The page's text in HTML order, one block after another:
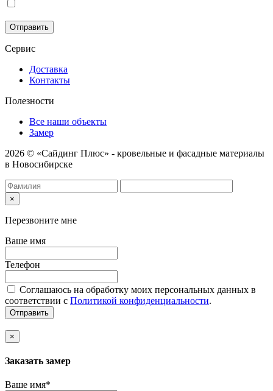
Отправить
Сервис
Доставка
Контакты
Полезности
Все наши объекты
Замер
2026 © «Сайдинг Плюс» - кровельные и фасадные материалы
в Новосибирске
×
Перезвоните мне
Ваше имя
Телефон
Соглашаюсь на обработку моих персональных данных в
соответствии с Политикой конфиденциальности.
Отправить
×
Заказать замер
Ваше имя*